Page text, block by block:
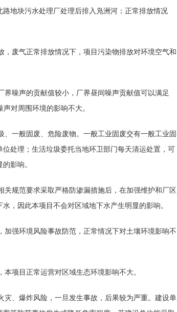
地块污水处理厂处理后排入凫洲河；正常排放情况
废气正常排放情况下，项目污染物排放对环境空气和
界噪声的贡献值较小，厂界昼间噪声贡献值可以满足
对周围环境的影响不大。
、一般固废、危险废物。一般工业固废交有一般工业固
处理；生活垃圾委托当地环卫部门每天清运处置，可
影响。
关规范要求采取严格防渗漏措施后，在加强维护和厂区
，因此本项目不会对区域地下水产生明显的影响。
强环境风险事故防范，正常情况下对土壤环境影响不
项目正常运营对区域生态环境影响不大。
灾、爆炸风险，一旦发生事故，后果较为严重。建设单